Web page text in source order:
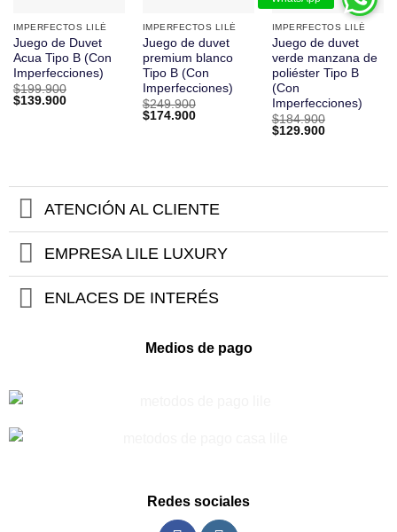
IMPERFECTOS LILÉ
Juego de Duvet
Acua Tipo B (Con
Imperfecciones)
$199.900
El
$139.900El
IMPERFECTOS LILÉ
Juego de duvet
premium blanco
Tipo B (Con
Imperfecciones)
$249.900
El
$174.900El
IMPERFECTOS LILÉ
Juego de duvet
verde manzana de
poliéster Tipo B
(Con
Imperfecciones)
$184.900
El
$129.900El
ATENCIÓN AL CLIENTE
EMPRESA LILE LUXURY
ENLACES DE INTERÉS
Medios de pago
Redes sociales